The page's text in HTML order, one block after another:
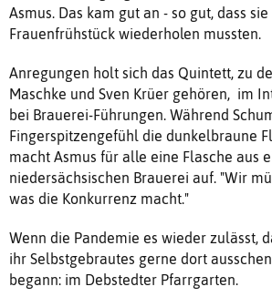
Asmus. Das kam gut an - so gut, dass
Frauenfrühstück wiederholen mussten.
Anregungen holt sich das Quintett, zu
Maschke und Sven Krüer gehören, im
bei Brauerei-Führungen. Während
Fingerspitzengefühl die dunkelbraune
macht Asmus für alle eine Flasche aus
niedersächsischen Brauerei auf. "Wir
was die Konkurrenz macht."
Wenn die Pandemie es wieder zulässt,
ihr Selbstgebrautes gerne dort
begann: im Debstedter Pfarrgarten.